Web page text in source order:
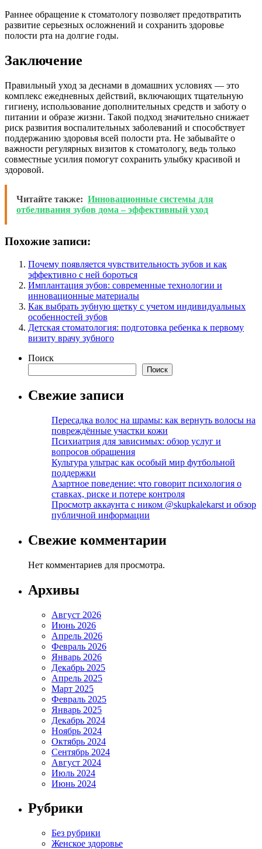
Раннее обращение к стоматологу позволяет предотвратить
развитие серьезных осложнений и сохранить здоровье
полости рта на долгие годы.
Заключение
Правильный уход за деснами в домашних условиях — это
комплекс ежедневных действий, включающих тщательную
гигиену, использование дополнительных средств и заботу о
питании и образе жизни. Такой подход значительно снижает
риск развития воспалительных заболеваний и способствует
поддержанию здоровья всей полости рта. Не забывайте о
важности регулярных визитов к стоматологу, ведь только
совместные усилия помогут сохранить улыбку красивой и
здоровой.
Читайте также: Инновационные системы для
отбеливания зубов дома – эффективный уход
Похожие записи:
Почему появляется чувствительность зубов и как
эффективно с ней бороться
Имплантация зубов: современные технологии и
инновационные материалы
Как выбрать зубную щетку с учетом индивидуальных
особенностей зубов
Детская стоматология: подготовка ребенка к первому
визиту врачу зубного
Поиск
Поиск
Свежие записи
Пересадка волос на шрамы: как вернуть волосы на
повреждённые участки кожи
Психиатрия для зависимых: обзор услуг и
вопросов обращения
Культура ультрас как особый мир футбольной
поддержки
Азартное поведение: что говорит психология о
ставках, риске и потере контроля
Просмотр аккаунта с ником @skupkalekarst и обзор
публичной информации
Свежие комментарии
Нет комментариев для просмотра.
Архивы
Август 2026
Июнь 2026
Апрель 2026
Февраль 2026
Январь 2026
Декабрь 2025
Апрель 2025
Март 2025
Февраль 2025
Январь 2025
Декабрь 2024
Ноябрь 2024
Октябрь 2024
Сентябрь 2024
Август 2024
Июль 2024
Июнь 2024
Рубрики
Без рубрики
Женское здоровье